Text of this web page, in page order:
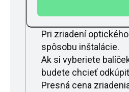
Pri zriadení
spôsobu inštalácie.
Ak si vyberiete
budete chcieť
Presná cena